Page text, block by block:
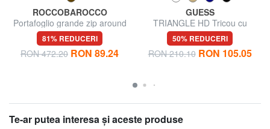
ROCCOBAROCCO
Portafoglio grande zip around
in pelle
81% REDUCERI
RON 472.20 RON 89.24
GUESS
TRIANGLE HD Tricou cu
mânecă scurtă
50% REDUCERI
RON 210.10 RON 105.05
Te-ar putea interesa şi aceste produse